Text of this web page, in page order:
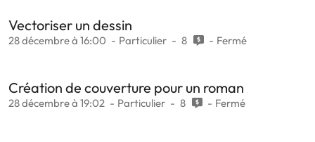
Vectoriser un dessin
28 décembre à 16:00 Particulier 8 Fermé
Création de couverture pour un roman
28 décembre à 19:02 Particulier 8 Fermé